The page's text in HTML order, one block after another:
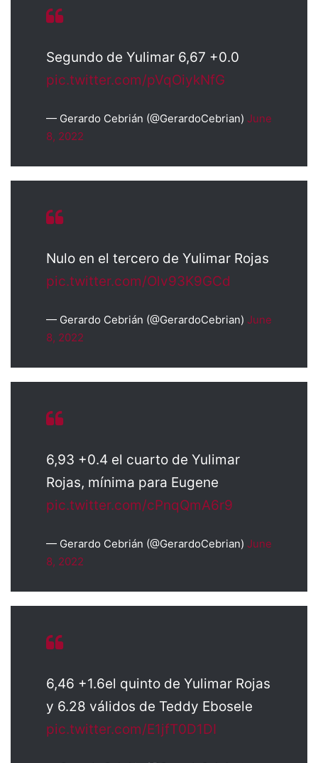
Segundo de Yulimar 6,67 +0.0
pic.twitter.com/pVqOiykNfG
— Gerardo Cebrián (@GerardoCebrian) June
8, 2022
Nulo en el tercero de Yulimar Rojas
pic.twitter.com/Olv93K9GCd
— Gerardo Cebrián (@GerardoCebrian) June
8, 2022
6,93 +0.4 el cuarto de Yulimar
Rojas, mínima para Eugene
pic.twitter.com/cPnqQmA6r9
— Gerardo Cebrián (@GerardoCebrian) June
8, 2022
6,46 +1.6el quinto de Yulimar Rojas
y 6.28 válidos de Teddy Ebosele
pic.twitter.com/E1jfT0D1DI